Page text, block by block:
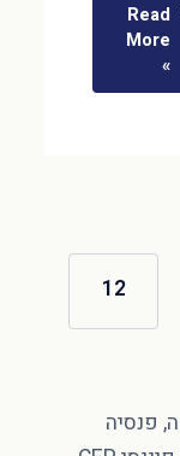
Read
More
»
12